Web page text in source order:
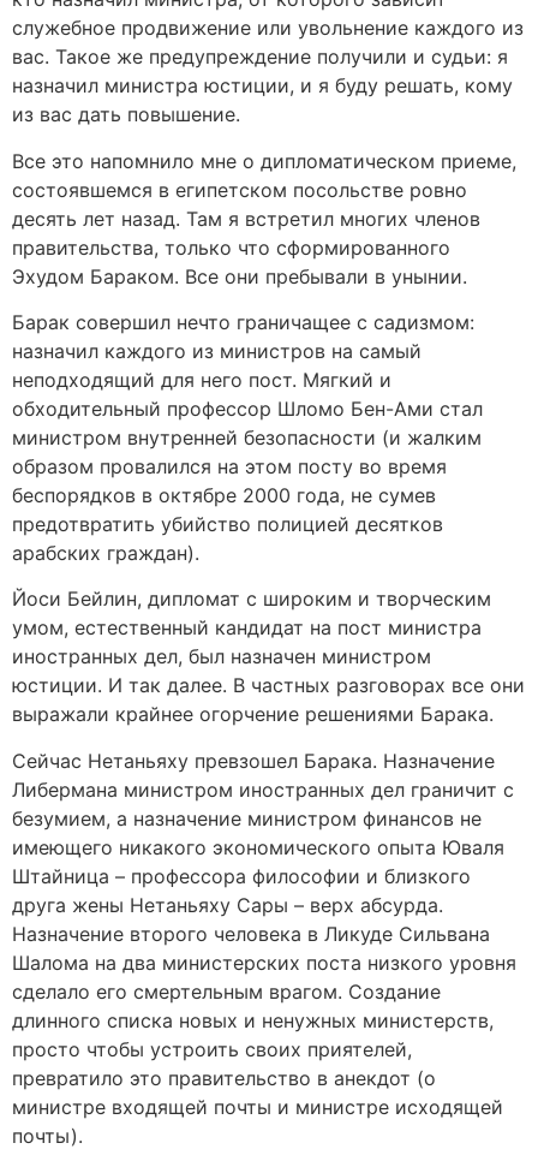
служебное продвижение или увольнение каждого из
вас. Такое же предупреждение получили и судьи: я
назначил министра юстиции, и я буду решать, кому
из вас дать повышение.
Все это напомнило мне о дипломатическом приеме,
состоявшемся в египетском посольстве ровно
десять лет назад. Там я встретил многих членов
правительства, только что сформированного
Эхудом Бараком. Все они пребывали в унынии.
Барак совершил нечто граничащее с садизмом:
назначил каждого из министров на самый
неподходящий для него пост. Мягкий и
обходительный профессор Шломо Бен-Ами стал
министром внутренней безопасности (и жалким
образом провалился на этом посту во время
беспорядков в октябре 2000 года, не сумев
предотвратить убийство полицией десятков
арабских граждан).
Йоси Бейлин, дипломат с широким и творческим
умом, естественный кандидат на пост министра
иностранных дел, был назначен министром
юстиции. И так далее. В частных разговорах все они
выражали крайнее огорчение решениями Барака.
Сейчас Нетаньяху превзошел Барака. Назначение
Либермана министром иностранных дел граничит с
безумием, а назначение министром финансов не
имеющего никакого экономического опыта Юваля
Штайница – профессора философии и близкого
друга жены Нетаньяху Сары – верх абсурда.
Назначение второго человека в Ликуде Сильвана
Шалома на два министерских поста низкого уровня
сделало его смертельным врагом. Создание
длинного списка новых и ненужных министерств,
просто чтобы устроить своих приятелей,
превратило это правительство в анекдот (о
министре входящей почты и министре исходящей
почты).